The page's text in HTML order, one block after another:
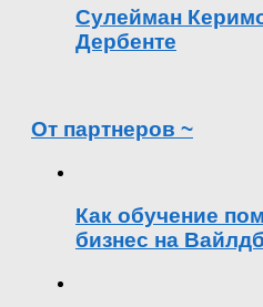
Сулейман
Дербенте
От партнеров ~
Как обучение
бизнес на